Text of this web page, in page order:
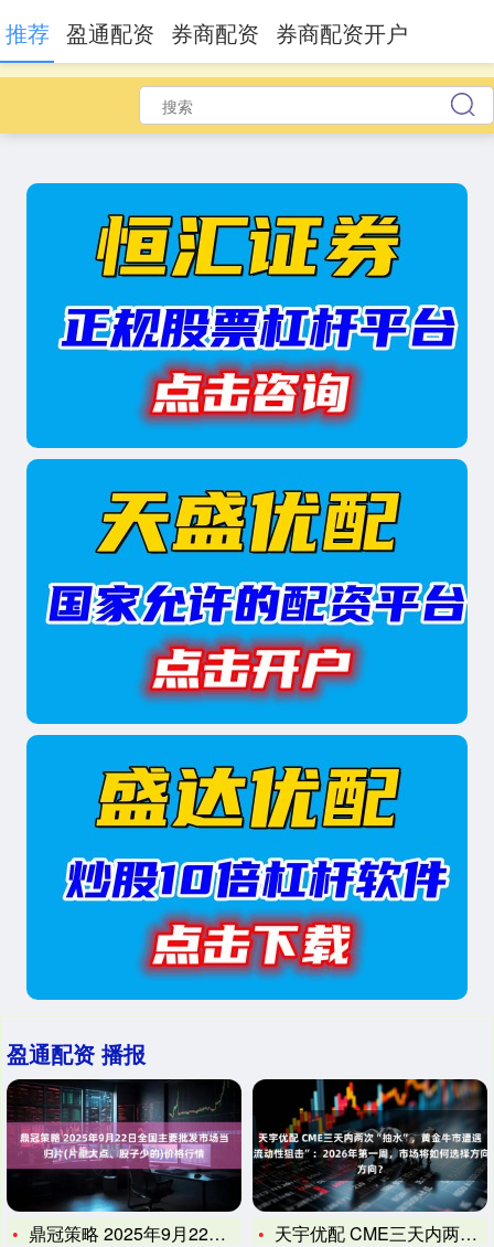
盈通配资 播报
鼎冠策略 2025年9月22日全国主要批发市场当归片(片型大
天宇优配 CME三天内两次“抽水”，黄金牛市遭遇“流动性狙击
推荐 盈通配资 券商配资 券商配资开户